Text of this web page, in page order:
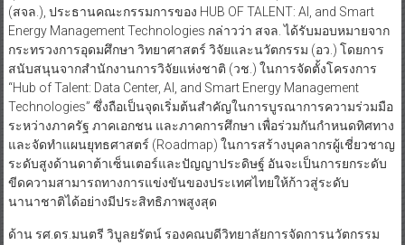
(สจล.), ประธานคณะกรรมการของ HUB OF TALENT: AI, and Smart
Energy Management Technologies กล่าวว่า สจล. ได้รับมอบหมายจาก
กระทรวงการอุดมศึกษา วิทยาศาสตร์ วิจัยและนวัตกรรม (อว.) โดยการ
สนับสนุนจากสำนักงานการวิจัยแห่งชาติ (วช.) ในการจัดตั้งโครงการ
“Hub of Talent: Data Center, AI, and Smart Energy Management
Technologies” ซึ่งถือเป็นจุดเริ่มต้นสำคัญในการบูรณาการความร่วมมือ
ระหว่างภาครัฐ ภาคเอกชน และภาคการศึกษา เพื่อร่วมกันกำหนดทิศทาง
และจัดทำแผนยุทธศาสตร์ (Roadmap) ในการสร้างบุคลากรผู้เชี่ยวชาญ
ระดับสูงด้านดาต้าเซ็นเตอร์และปัญญาประดิษฐ์ อันจะเป็นการยกระดับ
ขีดความสามารถทางการแข่งขันของประเทศไทยให้ก้าวสู่ระดับ
นานาชาติได้อย่างมีประสิทธิภาพสูงสุด
ด้าน รศ.ดร.มนตรี วิบูลยรัตน์ รองคณบดีวิทยาลัยการจัดการนวัตกรรม